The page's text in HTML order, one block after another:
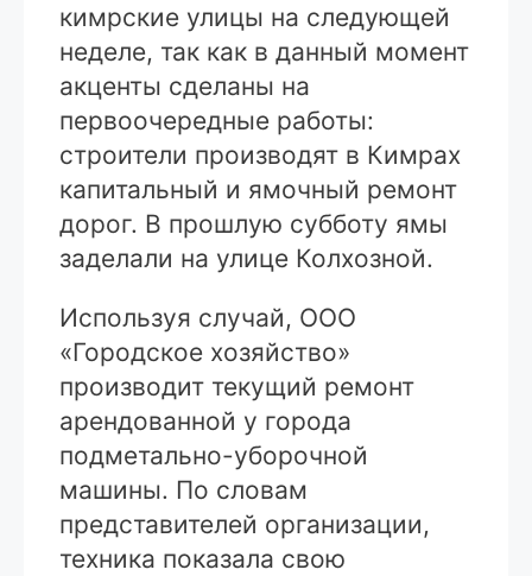
кимрские улицы на следующей
неделе, так как в данный момент
акценты сделаны на
первоочередные работы:
строители производят в Кимрах
капитальный и ямочный ремонт
дорог. В прошлую субботу ямы
заделали на улице Колхозной.
Используя случай, ООО
«Городское хозяйство»
производит текущий ремонт
арендованной у города
подметально-уборочной
машины. По словам
представителей организации,
техника показала свою